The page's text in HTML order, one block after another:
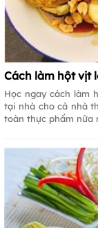
Cách làm hột vịt
Học ngay cách làm
tại nhà cho cả nhà
toàn thực phẩm nữa